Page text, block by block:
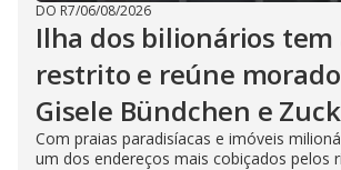
DO R7/06/08/2026
Ilha dos bilionários tem
restrito e reúne
Gisele Bündchen e
Com praias paradisíacas e imóveis
um dos endereços mais cobiçados pelos